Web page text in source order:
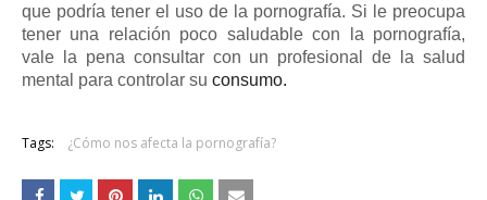
que podría tener el uso de la pornografía. Si le preocupa
tener una relación poco saludable con la pornografía,
vale la pena consultar con un profesional de la salud
mental para controlar su consumo.
Tags: ¿Cómo nos afecta la pornografía?